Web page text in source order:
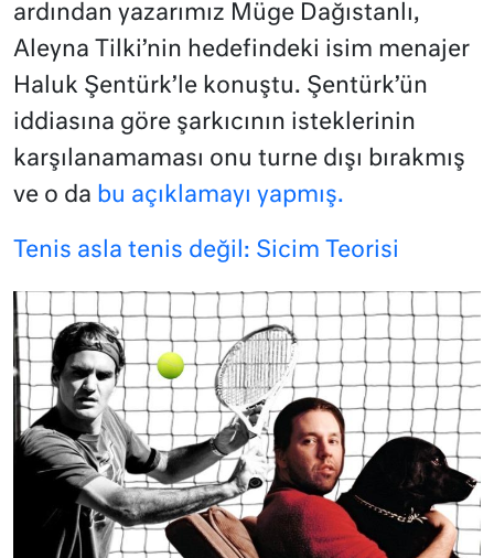
ardından yazarımız Müge Dağıstanlı,
Aleyna Tilki’nin hedefindeki isim menajer
Haluk Şentürk’le konuştu. Şentürk’ün
iddiasına göre şarkıcının isteklerinin
karşılanamaması onu turne dışı bırakmış
ve o da bu açıklamayı yapmış.
Tenis asla tenis değil: Sicim Teorisi